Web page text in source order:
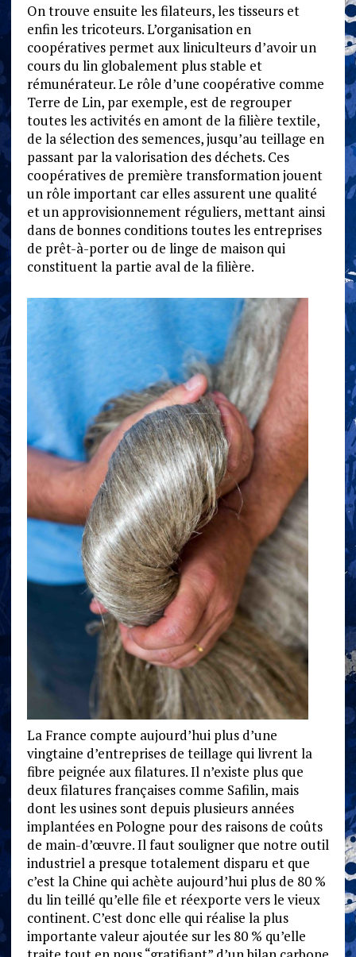
On trouve ensuite les filateurs, les tisseurs et
enfin les tricoteurs. L’organisation en
coopératives permet aux liniculteurs d’avoir un
cours du lin globalement plus stable et
rémunérateur. Le rôle d’une coopérative comme
Terre de Lin, par exemple, est de regrouper
toutes les activités en amont de la filière textile,
de la sélection des semences, jusqu’au teillage en
passant par la valorisation des déchets. Ces
coopératives de première transformation jouent
un rôle important car elles assurent une qualité
et un approvisionnement réguliers, mettant ainsi
dans de bonnes conditions toutes les entreprises
de prêt-à-porter ou de linge de maison qui
constituent la partie aval de la filière.
La France compte aujourd’hui plus d’une
vingtaine d’entreprises de teillage qui livrent la
fibre peignée aux filatures. Il n’existe plus que
deux filatures françaises comme Safilin, mais
dont les usines sont depuis plusieurs années
implantées en Pologne pour des raisons de coûts
de main-d’œuvre. Il faut souligner que notre outil
industriel a presque totalement disparu et que
c’est la Chine qui achète aujourd’hui plus de 80 %
du lin teillé qu’elle file et réexporte vers le vieux
continent. C’est donc elle qui réalise la plus
importante valeur ajoutée sur les 80 % qu’elle